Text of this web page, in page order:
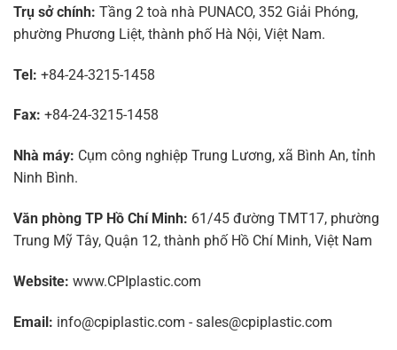
Trụ sở chính: Tầng 2 toà nhà PUNACO, 352 Giải Phóng,
phường Phương Liệt, thành phố Hà Nội, Việt Nam.
Tel: +84-24-3215-1458
Fax: +84-24-3215-1458
Nhà máy: Cụm công nghiệp Trung Lương, xã Bình An, tỉnh
Ninh Bình.
Văn phòng TP Hồ Chí Minh: 61/45 đường TMT17, phường
Trung Mỹ Tây, Quận 12, thành phố Hồ Chí Minh, Việt Nam
Website: www.CPIplastic.com
Email: info@cpiplastic.com - sales@cpiplastic.com